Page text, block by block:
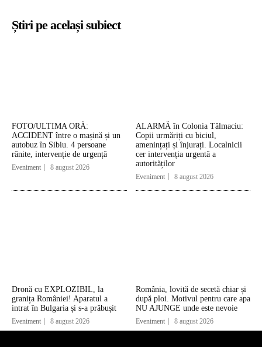
Știri pe același subiect
FOTO/ULTIMA ORĂ:
ACCIDENT între o mașină și un
autobuz în Sibiu. 4 persoane
rănite, intervenție de urgență
Eveniment 8 august 2026
ALARMĂ în Colonia Tălmaciu:
Copii urmăriți cu biciul,
amenințați și înjurați. Localnicii
cer intervenția urgentă a
autorităților
Eveniment 8 august 2026
Dronă cu EXPLOZIBIL, la
granița României! Aparatul a
intrat în Bulgaria și s-a prăbușit
Eveniment 8 august 2026
România, lovită de secetă chiar și
după ploi. Motivul pentru care apa
NU AJUNGE unde este nevoie
Eveniment 8 august 2026